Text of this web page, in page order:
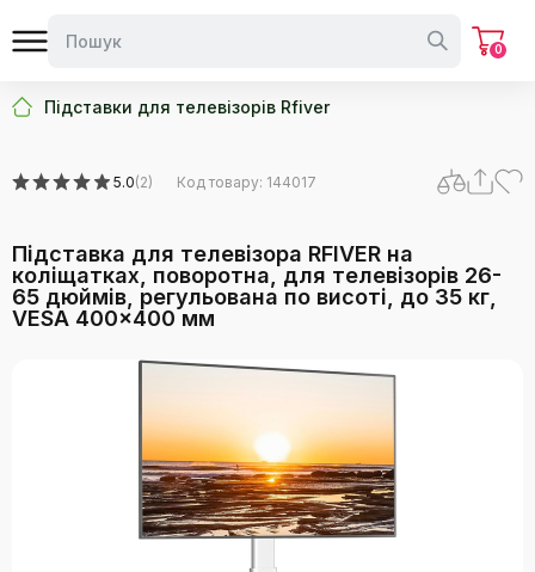
0
Підставки для телевізорів Rfiver
5.0(2) Код товару: 144017
Підставка для телевізора RFIVER на
коліщатках, поворотна, для телевізорів 26-
65 дюймів, регульована по висоті, до 35 кг,
VESA 400x400 мм